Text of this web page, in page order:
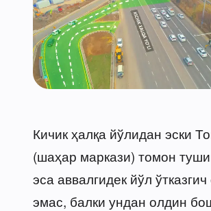
Кичик ҳалқа йўлидан эски
(шаҳар маркази) томон
эса аввалгидек йўл
эмас, балки ундан олдин